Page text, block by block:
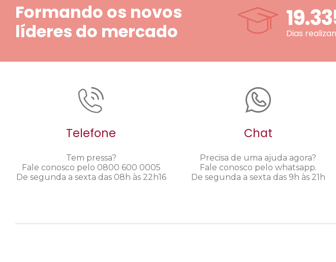
Formando os novos
líderes do mercado
Dias
Telefone
Tem pressa?
Fale conosco pelo 0800 600 0005
De segunda a sexta das 08h às 22h16
Chat
Precisa de uma ajuda agora?
Fale conosco pelo whatsapp.
De segunda a sexta das 9h às 21h